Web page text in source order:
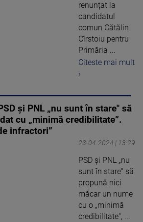
renunțat la
candidatul
comun Cătălin
Cîrstoiu pentru
Primăria ...
Citeste mai mult
›
şi PNL „nu sunt în stare" să
cu „minimă credibilitate”.
infractori”
23-04-2024 | 13:29
PSD şi PNL „nu
sunt în stare" să
propună nici
măcar un nume
cu o „minimă
credibilitate", ...